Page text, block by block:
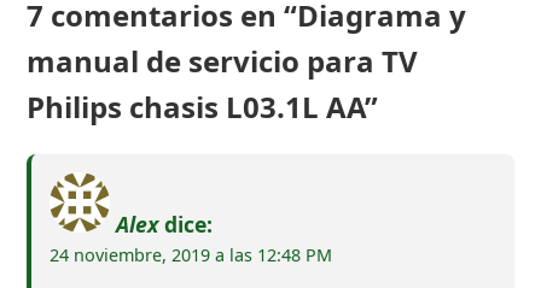
7 comentarios en “Diagrama y
manual de servicio para TV
Philips chasis L03.1L AA”
Alex dice:
24 noviembre, 2019 a las 12:48 PM